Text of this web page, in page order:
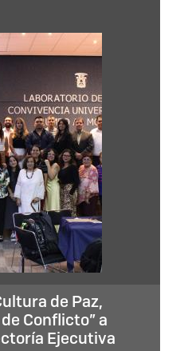
de Paz,
Conflicto” a
Ejecutiva